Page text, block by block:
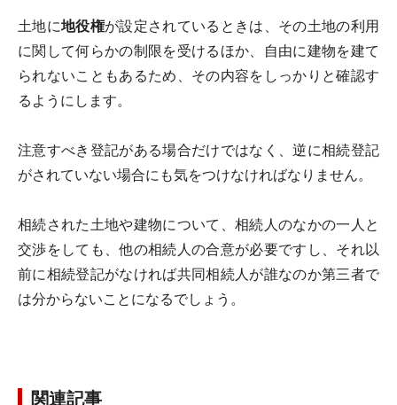
土地に地役権が設定されているときは、その土地の利用
に関して何らかの制限を受けるほか、自由に建物を建て
られないこともあるため、その内容をしっかりと確認す
るようにします。
注意すべき登記がある場合だけではなく、逆に相続登記
がされていない場合にも気をつけなければなりません。
相続された土地や建物について、相続人のなかの一人と
交渉をしても、他の相続人の合意が必要ですし、それ以
前に相続登記がなければ共同相続人が誰なのか第三者で
は分からないことになるでしょう。
関連記事